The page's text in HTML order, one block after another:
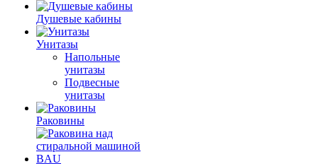
Душевые кабины
Унитазы
Напольные
унитазы
Подвесные
унитазы
Раковины